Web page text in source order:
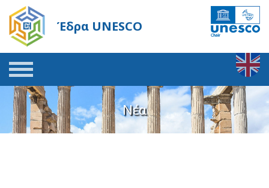
Έδρα UNESCO
Νέα